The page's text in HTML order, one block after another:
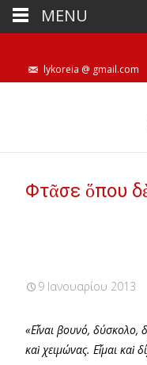
lykoreia @ gmail.com
Φτᾶσε ὅπου
9 Ιανουαρίου 2013
«Εἶναι βουνό, δύσκολο,
καὶ χειμώνας. Εἶμαι καὶ
MENU